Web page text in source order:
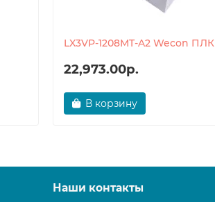
LX3VP-1208MT-A2 Wecon ПЛК
22,973.00р.
В корзину
Наши контакты